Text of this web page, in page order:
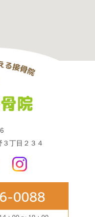
丁目２３４